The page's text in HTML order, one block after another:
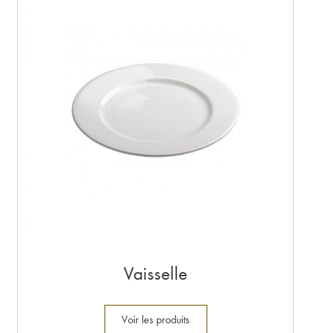
Vaisselle
Voir les produits